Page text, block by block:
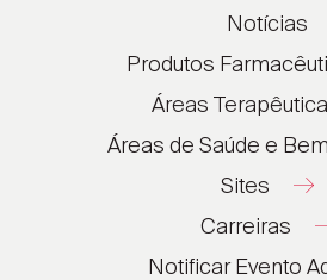
Notícias
Produtos
Áreas
Áreas de Saúde e
Sites
®
Carreiras
Notificar Evento